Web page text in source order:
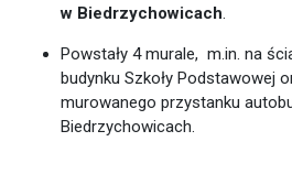
w Biedrzychowicach
Powstały 4 murale, m.in. na
budynku Szkoły Podstawowej
murowanego przystanku
Biedrzychowicach.